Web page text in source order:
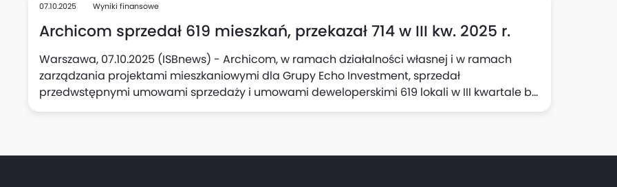
07.10.2025 Wyniki finansowe
Archicom sprzedał 619 mieszkań, przekazał 714 w III kw. 2025 r.
Warszawa, 07.10.2025 (ISBnews) - Archicom, w ramach działalności własnej i w ramach
zarządzania projektami mieszkaniowymi dla Grupy Echo Investment, sprzedał
przedwstępnymi umowami sprzedaży i umowami deweloperskimi 619 lokali w III kwartale br.
(z czego 95 umów to bezpośrednio sprzedaż Grupy Echo realizowana przez Grupę
Grupy Echo realizowane przez Grupę Archicom), w porównaniu do 341 lokali przekazanych w